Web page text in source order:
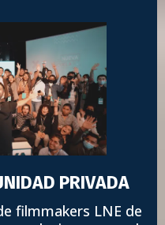
PRIVADA
filmmakers LNE de